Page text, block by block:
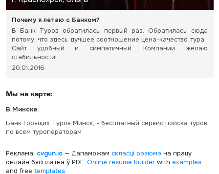
Почему я летаю с Банком?
В Банк Туров обратилась первый раз. Обратилась сюда
потому ,что здесь дучшее соотношение цена-качество тура.
Сайт удобный и симпатичный. Компании желаю
стабильности!
20.01.2016
Мы на карте:
В Минске:
Банк Горящих Туров Минск, - бесплатный сервис поиска туров
по всем туроператорам
Реклама: cvgun.io— Дапаможам скласці рэзюмэ на працу
онлайн бясплатна ў PDF. Online resume builderwith examples
and free templates.